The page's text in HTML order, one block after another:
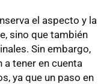
el aspecto y la
sino que también
Sin embargo,
a tener en cuenta
ya que un paso en